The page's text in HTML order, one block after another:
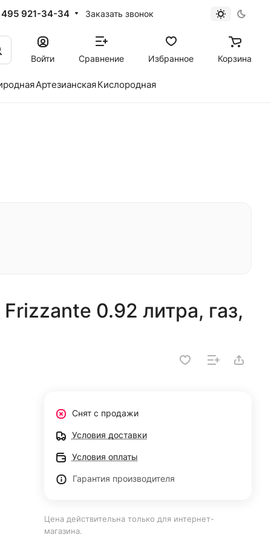
921-34-34 Заказать звонок
Войти Сравнение Избранное Корзина
АртезианскаяКислородная
0.92 литра, газ,
Снят с продажи
Условия доставки
Условия оплаты
Гарантия производителя
Цена действительна только для интернет-
магазина.